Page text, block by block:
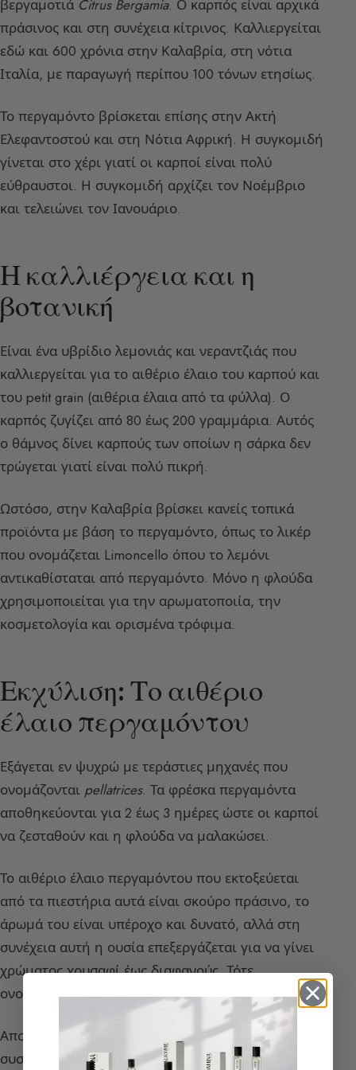
βεργαμοτιά Citrus Bergamia. Ο καρπός είναι αρχικά
πράσινος και στη συνέχεια κίτρινος. Καλλιεργείται
εδώ και 600 χρόνια στην Καλαβρία, στη νότια
Ιταλία, με παραγωγή περίπου 100 τόνων ετησίως.
Το περγαμόντο βρίσκεται επίσης στην Ακτή
Ελεφαντοστού και στη Νότια Αφρική. Η συγκομιδή
γίνεται στο χέρι γιατί οι καρποί είναι πολύ
εύθραυστοι. Η συγκομιδή αρχίζει τον Νοέμβριο
και τελειώνει τον Ιανουάριο.
Η καλλιέργεια και η
βοτανική
Είναι ένα υβρίδιο λεμονιάς και νεραντζιάς που
καλλιεργείται για το αιθέριο έλαιο του καρπού και
του petit grain (αιθέρια έλαια από τα φύλλα). Ο
καρπός ζυγίζει από 80 έως 200 γραμμάρια. Αυτός
ο θάμνος δίνει καρπούς των οποίων η σάρκα δεν
τρώγεται γιατί είναι πολύ πικρή.
Ωστόσο, στην Καλαβρία βρίσκει κανείς τοπικά
προϊόντα με βάση το περγαμόντο, όπως το λικέρ
που ονομάζεται Limoncello όπου το λεμόνι
αντικαθίσταται από περγαμόντο. Μόνο η φλούδα
χρησιμοποιείται για την αρωματοποιία, την
κοσμετολογία και ορισμένα τρόφιμα.
Εκχύλιση: Το αιθέριο
έλαιο περγαμόντου
Εξάγεται εν ψυχρώ με τεράστιες μηχανές που
ονομάζονται pellatrices. Τα φρέσκα περγαμόντα
αποθηκεύονται για 2 έως 3 ημέρες ώστε οι καρποί
να ζεσταθούν και η φλούδα να μαλακώσει.
Το αιθέριο έλαιο περγαμόντου που εκτοξεύεται
από τα πιεστήρια αυτά είναι σκούρο πράσινο, το
άρωμά του είναι υπέροχο και δυνατό, αλλά στη
συνέχεια αυτή η ουσία επεξεργάζεται για να γίνει
χρώματος χρυσαφί έως διαφανούς. Τότε
ονομάζεται ανακαθαρισμένο αιθέριο έλαιο.
Απομακρύνονται, μεταξύ άλλων, τα φωτοτοξικά
συστατικά όπως η βεργαπτένη, η οποία είχε